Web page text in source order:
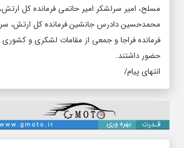
مسلح، امیر سرلشکر امیر حاتمی فرمانده کل
محمدحسین دادرس جانشین فرمانده کل ارتش،
فرمانده فراجا و جمعی از مقامات لشکری و کشوری
حضور داشتند.
انتهای پیام/